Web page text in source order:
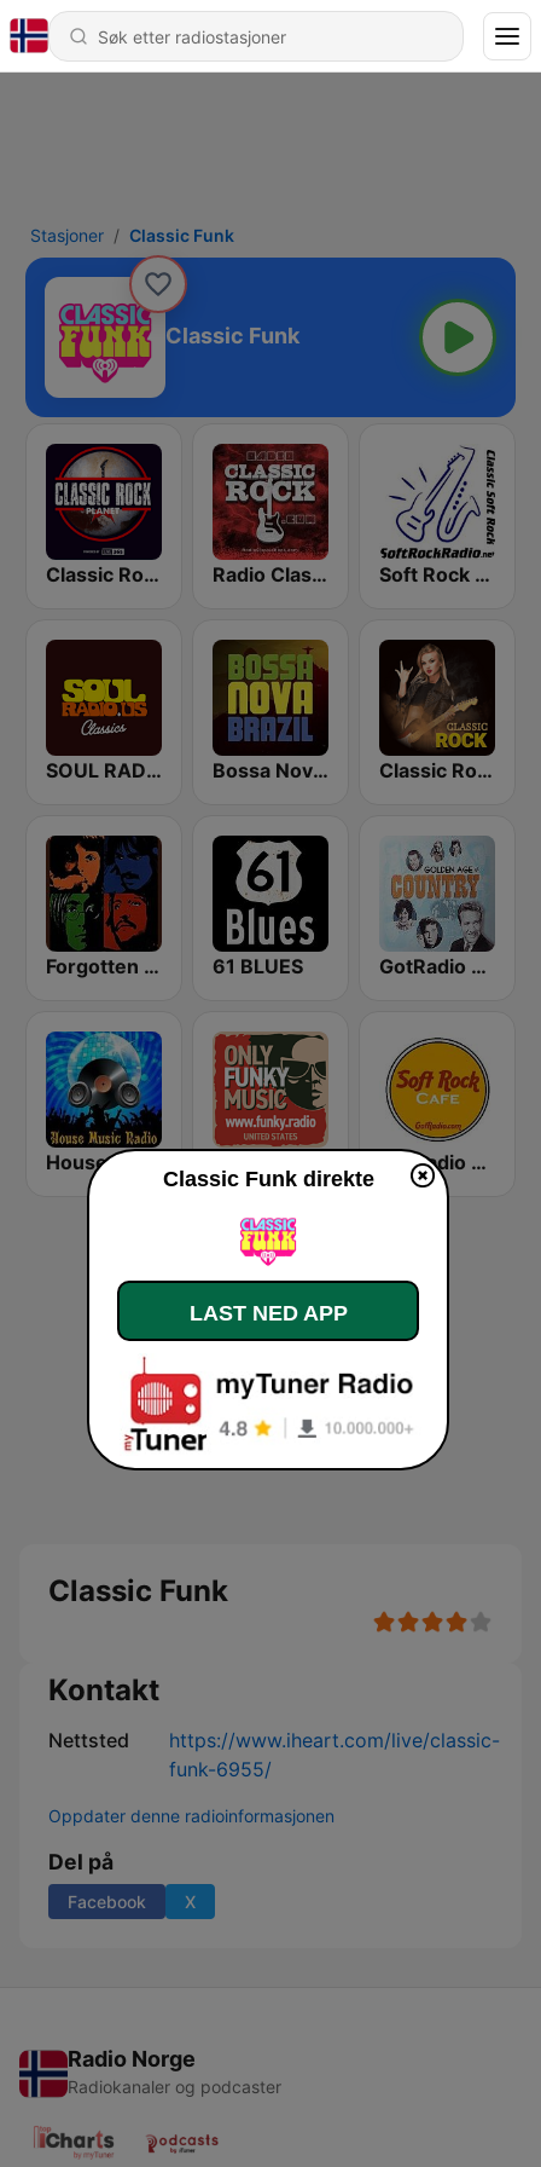
Stasjoner Classic Funk
Classic Funk
Classic Rock Planet Radio Classic Rock Soft Rock Radio
SOUL RADIO Classics Bossa Nova Brazil Classic Rock Station
Forgotten Rock 61 BLUES GotRadio - Classic Country
GotRadio - Soft Rock Cafe
Classic Funk
Kontakt
Nettsted
https://www.iheart.com/live/classic-
funk-6955/
Oppdater denne radioinformasjonen
Del på
Facebook X
Radio Norge
Radiokanaler og podcaster
Classic Funk direkte
LAST NED APP